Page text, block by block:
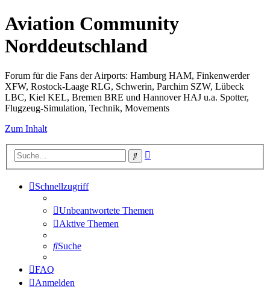
Aviation Community
Norddeutschland
Forum für die Fans der Airports: Hamburg HAM, Finkenwerder
XFW, Rostock-Laage RLG, Schwerin, Parchim SZW, Lübeck
LBC, Kiel KEL, Bremen BRE und Hannover HAJ u.a. Spotter,
Flugzeug-Simulation, Technik, Movements
Zum Inhalt
Suche
Schnellzugriff
Unbeantwortete Themen
Aktive Themen
Suche
FAQ
Anmelden